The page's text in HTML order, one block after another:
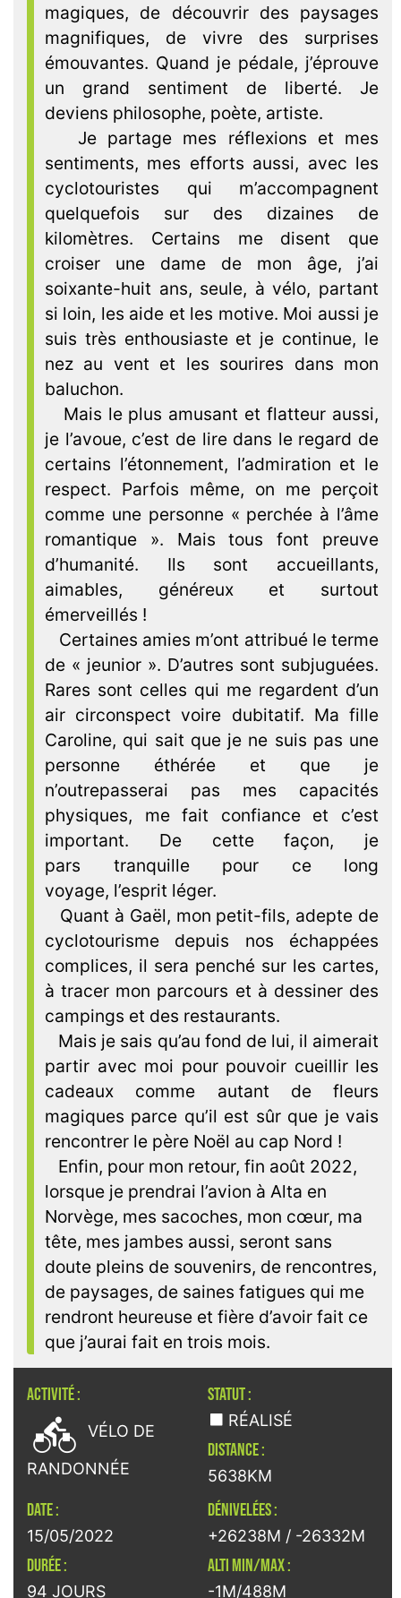
magiques, de découvrir des paysages
magnifiques, de vivre des surprises
émouvantes. Quand je pédale, j’éprouve
un grand sentiment de liberté. Je
deviens philosophe, poète, artiste.
Je partage mes réflexions et mes
sentiments, mes efforts aussi, avec les
cyclotouristes qui m’accompagnent
quelquefois sur des dizaines de
kilomètres. Certains me disent que
croiser une dame de mon âge, j’ai
soixante-huit ans, seule, à vélo, partant
si loin, les aide et les motive. Moi aussi je
suis très enthousiaste et je continue, le
nez au vent et les sourires dans mon
baluchon.
Mais le plus amusant et flatteur aussi,
je l’avoue, c’est de lire dans le regard de
certains l’étonnement, l’admiration et le
respect. Parfois même, on me perçoit
comme une personne « perchée à l’âme
romantique ». Mais tous font preuve
d’humanité. Ils sont accueillants,
aimables, généreux et surtout
émerveillés !
Certaines amies m’ont attribué le terme
de « jeunior ». D’autres sont subjuguées.
Rares sont celles qui me regardent d’un
air circonspect voire dubitatif. Ma fille
Caroline, qui sait que je ne suis pas une
personne éthérée et que je
n’outrepasserai pas mes capacités
physiques, me fait confiance et c’est
important. De cette façon, je
pars tranquille pour ce long
voyage, l’esprit léger.
Quant à Gaël, mon petit-fils, adepte de
cyclotourisme depuis nos échappées
complices, il sera penché sur les cartes,
à tracer mon parcours et à dessiner des
campings et des restaurants.
Mais je sais qu’au fond de lui, il aimerait
partir avec moi pour pouvoir cueillir les
cadeaux comme autant de fleurs
magiques parce qu’il est sûr que je vais
rencontrer le père Noël au cap Nord !
Enfin, pour mon retour, fin août 2022,
lorsque je prendrai l’avion à Alta en
Norvège, mes sacoches, mon cœur, ma
tête, mes jambes aussi, seront sans
doute pleins de souvenirs, de rencontres,
de paysages, de saines fatigues qui me
rendront heureuse et fière d’avoir fait ce
que j’aurai fait en trois mois.
ACTIVITÉ :
 VÉLO DE
RANDONNÉE
STATUT :
RÉALISÉ
DISTANCE :
5638KM
DATE :
15/05/2022
DURÉE :
94 JOURS
DÉNIVELÉES :
+26238M / -26332M
ALTI MIN/MAX :
-1M/488M